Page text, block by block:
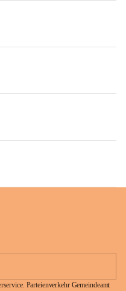
Parteienverkehr Gemeindeamt